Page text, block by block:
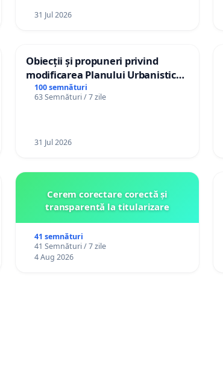
31 Jul 2026
Obiecții și propuneri privind
modificarea Planului Urbanistic
General al orașului Ialoveni
100 semnături
63 Semnături / 7 zile
31 Jul 2026
Cerem corectare corectă și
transparentă la titularizare
41 semnături
41 Semnături / 7 zile
4 Aug 2026